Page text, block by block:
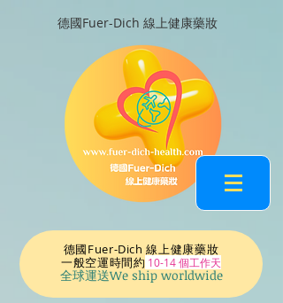
德國Fuer-Dich 線上健康藥妝
德國Fuer-Dich 線上健康藥妝
一般空運時間約 10-14 個工作天
全球運送We ship worldwide